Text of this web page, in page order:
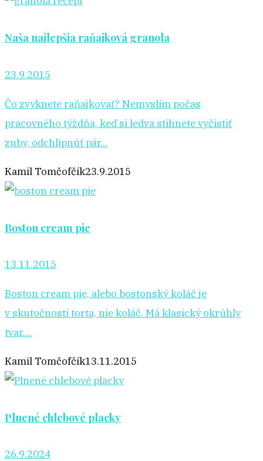
Naša najlepšia raňajková granola
23.9.2015
Čo zvyknete raňajkovať? Nemyslím počas
pracovného týždňa, keď si ledva stihnete vyčistiť
zuby, odchlipnúť pár...
Kamil Tomčofčík23.9.2015
Boston cream pie
13.11.2015
Boston cream pie, alebo bostonský koláč je
v skutočnosti torta, nie koláč. Má klasický okrúhly
tvar....
Kamil Tomčofčík13.11.2015
Plnené chlebové placky
26.9.2024